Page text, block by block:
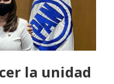
la unidad